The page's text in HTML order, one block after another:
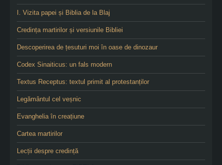
I. Vizita papei și Biblia de la Blaj
Credința martirilor și versiunile Bibliei
Descoperirea de țesuturi moi în oase de dinozaur
Codex Sinaiticus: un fals modern
Textus Receptus: textul primit al protestanților
Legământul cel veșnic
Evanghelia în creațiune
Cartea martirilor
Lecții despre credință